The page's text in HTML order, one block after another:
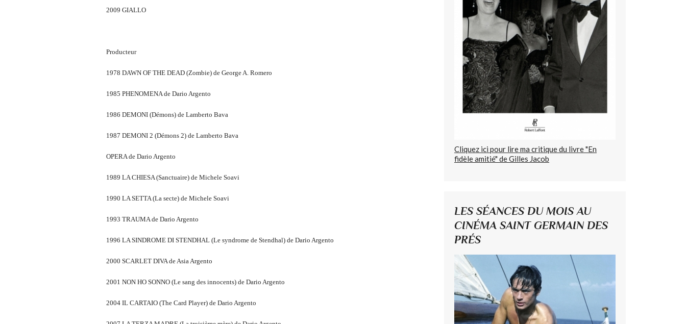
2009 GIALLO
Producteur
1978 DAWN OF THE DEAD (Zombie) de George A. Romero
1985 PHENOMENA de Dario Argento
1986 DEMONI (Démons) de Lamberto Bava
1987 DEMONI 2 (Démons 2) de Lamberto Bava
OPERA de Dario Argento
1989 LA CHIESA (Sanctuaire) de Michele Soavi
1990 LA SETTA (La secte) de Michele Soavi
1993 TRAUMA de Dario Argento
1996 LA SINDROME DI STENDHAL (Le syndrome de Stendhal) de Dario Argento
2000 SCARLET DIVA de Asia Argento
2001 NON HO SONNO (Le sang des innocents) de Dario Argento
2004 IL CARTAIO (The Card Player) de Dario Argento
Cliquez ici pour lire ma critique du livre "En
fidèle amitié" de Gilles Jacob
LES SÉANCES DU MOIS AU
CINÉMA SAINT GERMAIN DES
PRÉS